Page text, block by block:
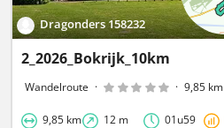
Dragonders 158232
2_2026_Bokrijk_10km
Wandelroute · · 9,85 km
9,85 km 12 m 01u59